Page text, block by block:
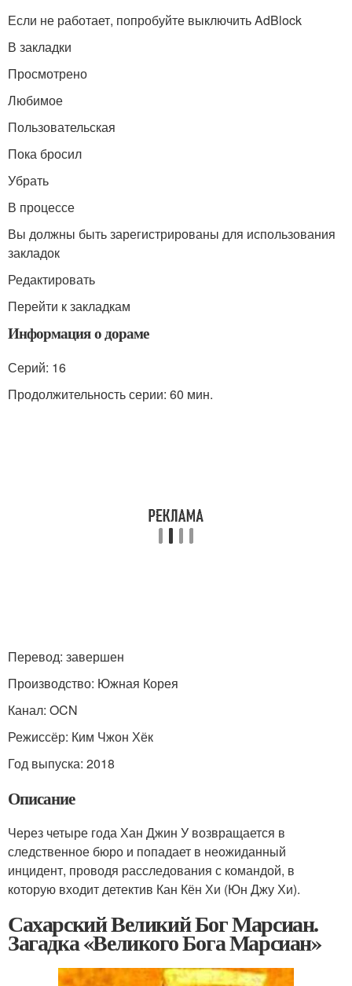
Если не работает, попробуйте выключить AdBlock
В закладки
Просмотрено
Любимое
Пользовательская
Пока бросил
Убрать
В процессе
Вы должны быть зарегистрированы для использования
закладок
Редактировать
Перейти к закладкам
Информация о дораме
Серий: 16
Продолжительность серии: 60 мин.
Перевод: завершен
Производство: Южная Корея
Канал: OCN
Режиссёр: Ким Чжон Хёк
Год выпуска: 2018
Описание
Через четыре года Хан Джин У возвращается в
следственное бюро и попадает в неожиданный
инцидент, проводя расследования с командой, в
которую входит детектив Кан Кён Хи (Юн Джу Хи).
Сахарский Великий Бог Марсиан.
Загадка «Великого Бога Марсиан»